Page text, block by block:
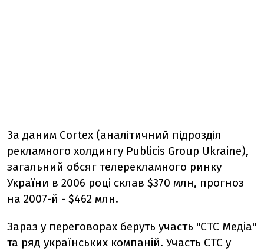
За даним Cortex (аналітичний підрозділ
рекламного холдингу Publicis Group Ukraine),
загальний обсяг телерекламного ринку
України в 2006 році склав $370 млн, прогноз
на 2007-й - $462 млн.
Зараз у переговорах беруть участь "СТС Медіа"
та ряд українських компаній. Участь СТС у